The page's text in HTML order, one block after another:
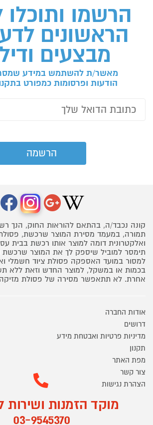
הרשמו ותוכלו
הראשונים
מבצעים
מאשר/ת להשתמש במידע
הודעות ופרסומות כמפורט
קונה נכבד/ה, בהתאם להוראות החוק, הנך
תמורה, במעמד מסירת המוצר שרכשת,
ואלקטרונית דומה למוצר אותו רכשת בבית
תימסר למוביל שיספק לך את המוצר שרכשת
למסור במועד האספקה פסולת ציוד חשמלי
בכמות או במשקל, למוצר החדש וזאת ללא
אחרת. לא תתאפשר מסירה של פסולת מזיקה
אודות החברה
דרושים
מדיניות פרטיות ואבטחת מידע
תקנון
מפת האתר
צור קשר
הצהרת נגישות
מוקד הזמנות ושירות
03-9545370